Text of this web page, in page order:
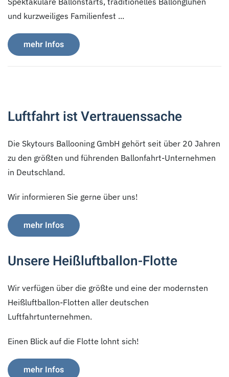
und kurzweiliges Familienfest ...
mehr Infos
Luftfahrt ist Vertrauenssache
Die Skytours Ballooning GmbH gehört seit über 20 Jahren
zu den größten und führenden Ballonfahrt-Unternehmen
in Deutschland.
Wir informieren Sie gerne über uns!
mehr Infos
Unsere Heißluftballon-Flotte
Wir verfügen über die größte und eine der modernsten
Heißluftballon-Flotten aller deutschen
Luftfahrtunternehmen.
Einen Blick auf die Flotte lohnt sich!
mehr Infos